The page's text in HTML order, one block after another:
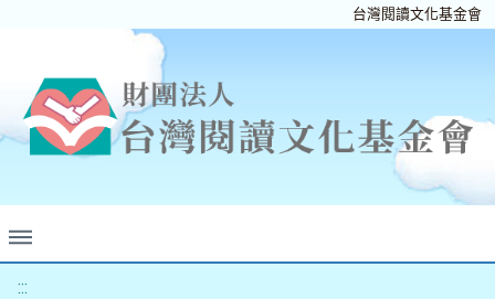
台灣閱讀文化基金會
:::